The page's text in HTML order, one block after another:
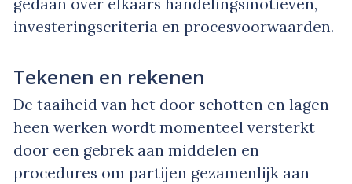
gedaan over elkaars handelingsmotieven,
investeringscriteria en procesvoorwaarden.
Tekenen en rekenen
De taaiheid van het door schotten en lagen
heen werken wordt momenteel versterkt
door een gebrek aan middelen en
procedures om partijen gezamenlijk aan